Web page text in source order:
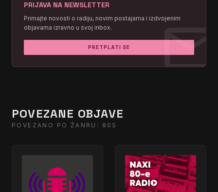
PRIJAVA NA NEWSLETTER
Primajte novosti o radiju, novim postajama i izdvojenim
objavama izravno u svoj inbox.
PRETPLATI SE
POVEZANE OBJAVE
POVEZANO PO ŽANRU: 80S